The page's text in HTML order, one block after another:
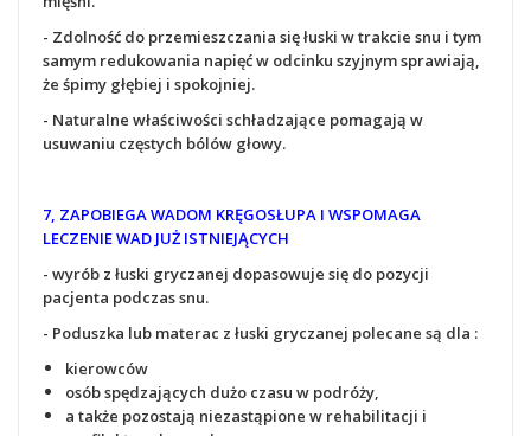
- Zdolność do przemieszczania się łuski w trakcie snu i tym
samym redukowania napięć w odcinku szyjnym sprawiają,
że śpimy głębiej i spokojniej.
- Naturalne właściwości schładzające pomagają w
usuwaniu częstych bólów głowy.
7, ZAPOBIEGA WADOM KRĘGOSŁUPA I WSPOMAGA
LECZENIE WAD JUŻ ISTNIEJĄCYCH
- wyrób z łuski gryczanej dopasowuje się do pozycji
pacjenta podczas snu.
- Poduszka lub materac z łuski gryczanej polecane są dla :
kierowców
osób spędzających dużo czasu w podróży,
a także pozostają niezastąpione w rehabilitacji i